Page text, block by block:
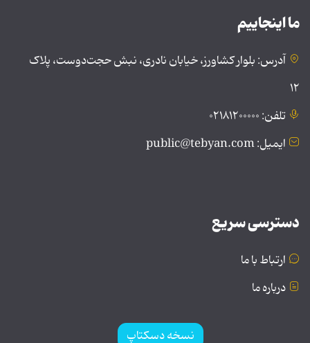
ما اینجاییم
آدرس: بلوار کشاورز، خیابان نادری، نبش حجت‌دوست، پلاک
۱۲
تلفن: ۰۲۱۸۱۲۰۰۰۰۰
ایمیل: public@tebyan.com
دسترسی سریع
ارتباط با ما
درباره ما
نسخه دسکتاپ